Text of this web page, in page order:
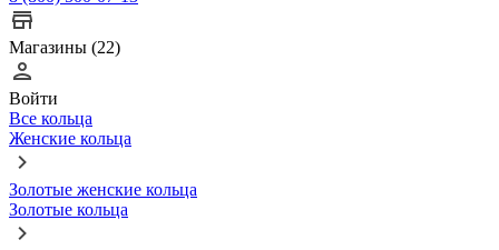
Магазины (22)
Войти
Все кольца
Женские кольца
Золотые женские кольца
Золотые кольца